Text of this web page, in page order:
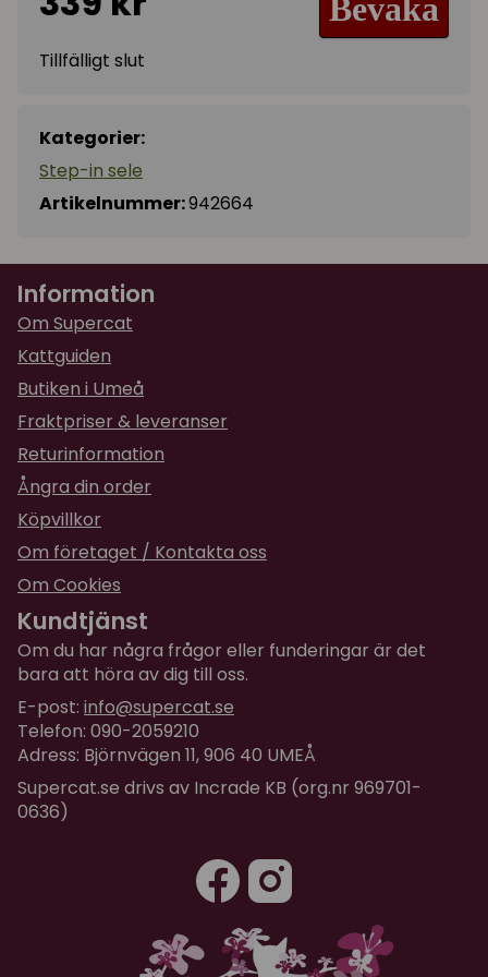
Bevaka
Tillfälligt slut
Kategorier:
Step-in sele
Artikelnummer:942664
Information
Om Supercat
Kattguiden
Butiken i Umeå
Fraktpriser & leveranser
Returinformation
Ångra din order
Köpvillkor
Om företaget / Kontakta oss
Om Cookies
Kundtjänst
Om du har några frågor eller funderingar är det
bara att höra av dig till oss.
E-post: info@supercat.se
Telefon: 090-2059210
Adress: Björnvägen 11, 906 40 UMEÅ
Supercat.se drivs av Incrade KB (org.nr 969701-
0636)